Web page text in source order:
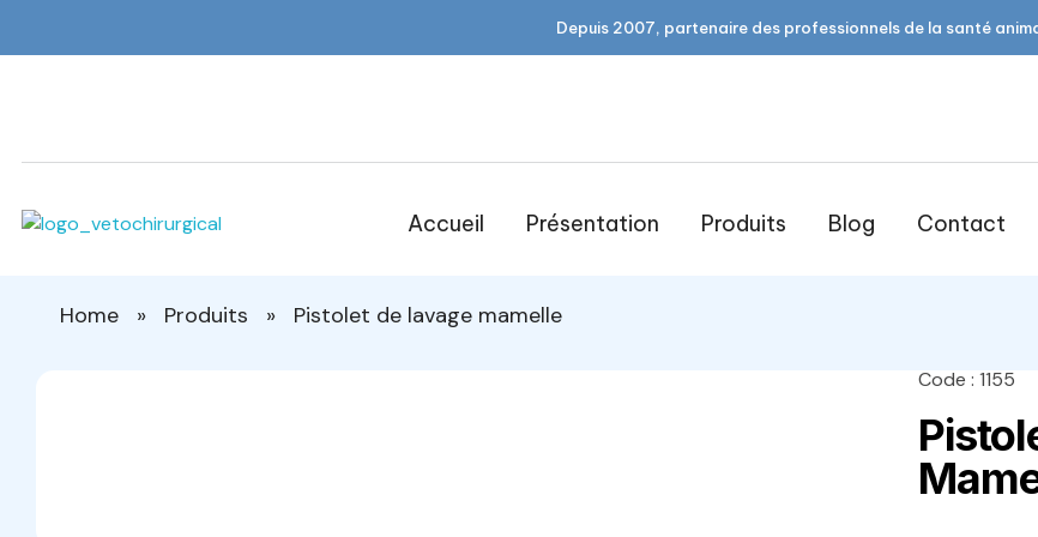
Depuis 2007, partenaire des professionnels de la santé
Accueil Présentation Produits Blog Contact
Home » Produits » Pistolet de lavage mamelle
Code : 1155